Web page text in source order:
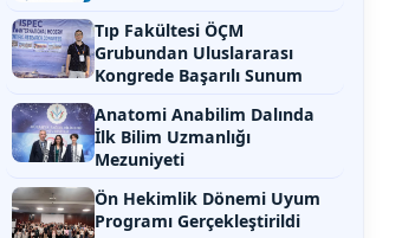
Tıp Fakültesi ÖÇM
Grubundan Uluslararası
Kongrede Başarılı Sunum
Anatomi Anabilim Dalında
İlk Bilim Uzmanlığı
Mezuniyeti
Ön Hekimlik Dönemi Uyum
Programı Gerçekleştirildi